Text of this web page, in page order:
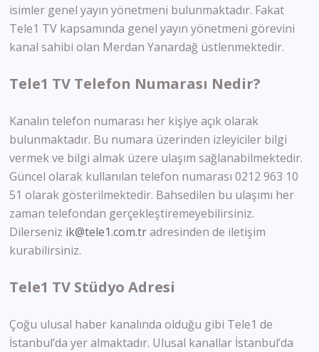
isimler genel yayın yönetmeni bulunmaktadır. Fakat
Tele1 TV kapsamında genel yayın yönetmeni görevini
kanal sahibi olan Merdan Yanardağ üstlenmektedir.
Tele1 TV Telefon Numarası Nedir?
Kanalın telefon numarası her kişiye açık olarak
bulunmaktadır. Bu numara üzerinden izleyiciler bilgi
vermek ve bilgi almak üzere ulaşım sağlanabilmektedir.
Güncel olarak kullanılan telefon numarası 0212 963 10
51 olarak gösterilmektedir. Bahsedilen bu ulaşımı her
zaman telefondan gerçekleştiremeyebilirsiniz.
Dilerseniz ik@tele1.com.tradresinden de iletişim
kurabilirsiniz.
Tele1 TV Stüdyo Adresi
Çoğu ulusal haber kanalında olduğu gibi Tele1 de
İstanbul’da yer almaktadır. Ulusal kanallar İstanbul’da